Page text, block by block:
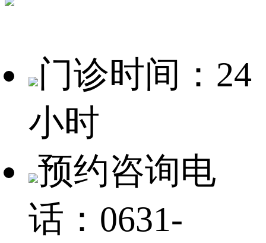
门诊时间：24
小时
预约咨询电
话：0631-